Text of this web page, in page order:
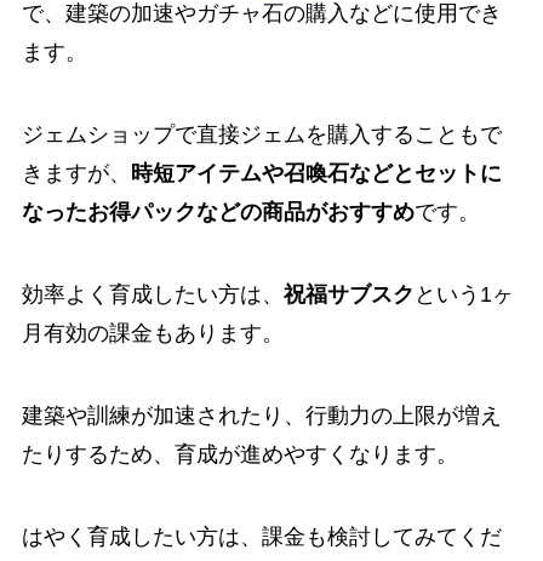
で、建築の加速やガチャ石の購入などに使用でき
ます。
ジェムショップで直接ジェムを購入することもで
きますが、 時短アイテムや召喚石などとセットに
なったお得パックなどの商品がおすすめです。
効率よく育成したい方は、 祝福サブスク という1ヶ
月有効の課金もあります。
建築や訓練が加速されたり、行動力の上限が増え
たりするため、育成が進めやすくなります。
はやく育成したい方は、課金も検討してみてくだ